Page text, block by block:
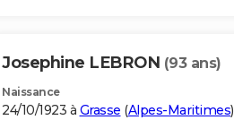
Josephine LEBRON (93 ans)
Naissance
24/10/1923 à Grasse (Alpes-Maritimes)